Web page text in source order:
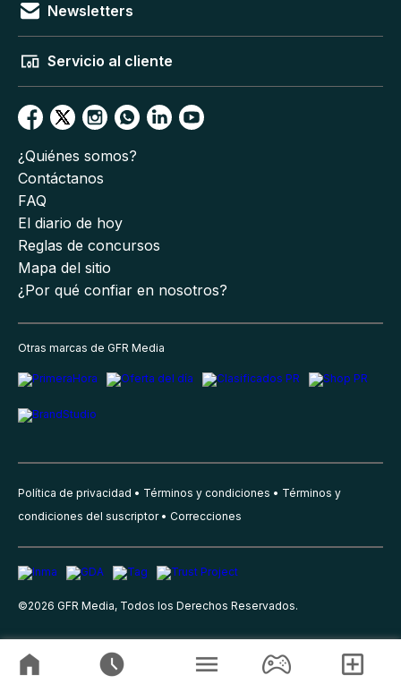
Newsletters
Servicio al cliente
¿Quiénes somos?
Contáctanos
FAQ
El diario de hoy
Reglas de concursos
Mapa del sitio
¿Por qué confiar en nosotros?
Otras marcas de GFR Media
Política de privacidad Términos y condiciones
Términos y
condiciones del suscriptor
Correcciones
©2026 GFR Media, Todos los Derechos Reservados.